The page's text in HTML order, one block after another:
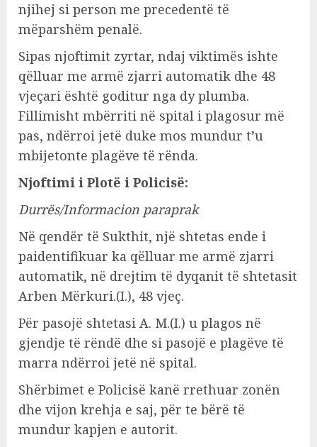
njihej si person me precedentë të
mëparshëm penalë.
Sipas njoftimit zyrtar, ndaj viktimës ishte
qëlluar me armë zjarri automatik dhe 48
vjeçari është goditur nga dy plumba.
Fillimisht mbërriti në spital i plagosur më
pas, ndërroi jetë duke mos mundur t’u
mbijetonte plagëve të rënda.
Njoftimi i Plotë i Policisë:
Durrës/Informacion paraprak
Në qendër të Sukthit, një shtetas ende i
paidentifikuar ka qëlluar me armë zjarri
automatik, në drejtim të dyqanit të shtetasit
Arben Mërkuri.(I.), 48 vjeç.
Për pasojë shtetasi A. M.(I.) u plagos në
gjendje të rëndë dhe si pasojë e plagëve të
marra ndërroi jetë në spital.
Shërbimet e Policisë kanë rrethuar zonën
dhe vijon krehja e saj, për te bërë të
mundur kapjen e autorit.